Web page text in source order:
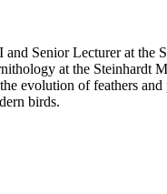
and Senior Lecturer at the
at the Steinhardt
evolution of feathers and
birds.